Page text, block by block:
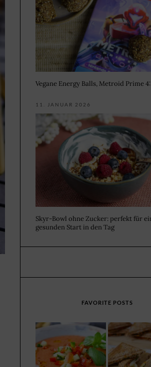
Vegane Energy Balls, Metroid Prime
11. JANUAR 2026
Skyr-Bowl ohne Zucker: perfekt für
gesunden Start in den Tag
FAVORITE POSTS